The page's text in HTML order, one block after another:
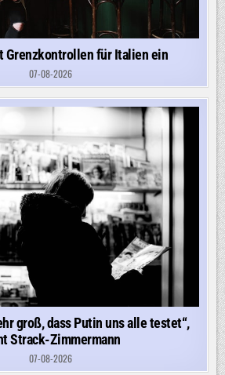
Grenzkontrollen für Italien ein
07-08-2026
groß, dass Putin uns alle testet“,
Strack-Zimmermann
07-08-2026